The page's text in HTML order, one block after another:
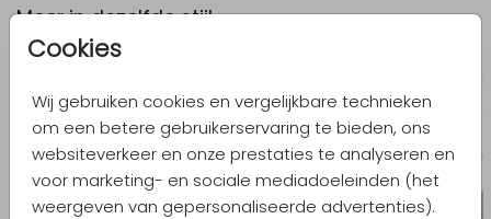
Cookies
Wij gebruiken cookies en vergelijkbare technieken
om een betere gebruikerservaring te bieden, ons
websiteverkeer en onze prestaties te analyseren en
voor marketing- en sociale mediadoeleinden (het
weergeven van gepersonaliseerde advertenties).
Meer in dezelfde stijl